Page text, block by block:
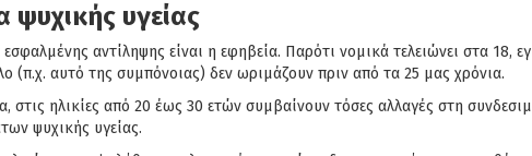
υγείας
αντίληψης είναι η εφηβεία. Παρότι νομικά τελειώνει στα 18,
(π.χ. αυτό της συμπόνοιας) δεν ωριμάζουν πριν από τα 25 μας χρόνια.
στις ηλικίες από 20 έως 30 ετών συμβαίνουν τόσες αλλαγές στη
ψυχικής υγείας.